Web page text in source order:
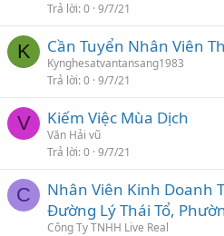
Trả lời 0 9/7/21
K Cần Tuyển Nhân Viên
Kynghesatvantansang1983
Trả lời 0 9/7/21
V Kiếm Việc Mùa Dịch
Văn Hải vũ
Trả lời 0 9/7/21
C
Nhân Viên Kinh Doanh
Đường Lý Thái Tổ,
Công Ty TNHH Live Real